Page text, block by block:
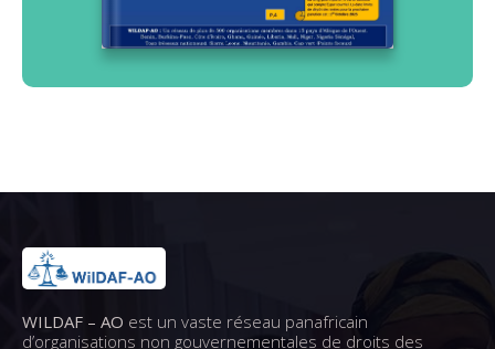
WILDAF – AO est un vaste réseau panafricain
d’organisations non gouvernementales de droits des